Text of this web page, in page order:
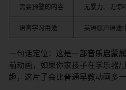
需要预警的内容 无暴力、无惊
语言学习用途 英语原声语速
一句话定位：这是一部音乐启蒙
前动画，如果你家孩子在学乐器/
趣，这片子会比普通早教动画多